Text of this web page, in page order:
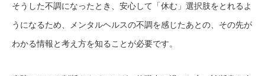
そうした不調になったとき、安心して「休む」選択肢をとれるよ
うになるため、メンタルヘルスの不調を感じたあとの、その先が
わかる情報と考え方を知ることが必要です。